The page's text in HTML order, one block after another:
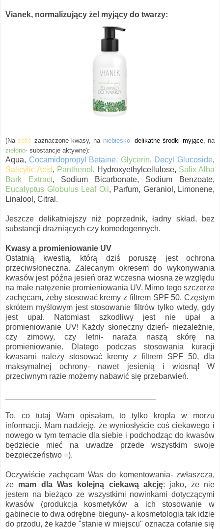
Vianek, normalizujący żel myjący do twarzy:
(Nażółto zaznaczone kwasy, na niebiesko- delikatne środki myjące, na
zielono- substancje aktywne):
Aqua, Cocamidopropyl Betaine, Glycerin, Decyl Glucoside,
Salicylic Acid, Panthenol , Hydroxyethylcellulose, Salix Alba
Bark Extract, Sodium Bicarbonate, Sodium Benzoate,
Eucalyptus Globulus Leaf Oil , Parfum, Geraniol, Limonene,
Linalool, Citral.
Jeszcze delikatniejszy niż poprzednik, ładny skład, bez
substancji drażniących czy komedogennych.
Kwasy a promieniowanie UV
Ostatnią kwestią, którą dziś poruszę jest ochrona
przeciwsłoneczna. Zalecanym okresem do wykonywania
kwasów jest późna jesień oraz wczesna wiosna ze względu
na małe natężenie promieniowania UV. Mimo tego szczerze
zachęcam, żeby stosować kremy z filtrem SPF 50. Częstym
skrótem myślowym jest stosowanie filtrów tylko wtedy, gdy
jest upał. Natomiast szkodliwy jest nie upał a
promieniowanie UV! Każdy słoneczny dzień- niezależnie,
czy zimowy, czy letni- naraża naszą skórę na
promieniowanie. Dlatego podczas stosowania kuracji
kwasami należy stosować kremy z filtrem SPF 50, dla
maksymalnej ochrony- nawet jesienią i wiosną! W
przeciwnym razie możemy nabawić się przebarwień.
To, co tutaj Wam opisałam, to tylko kropla w morzu
informacji. Mam nadzieję, że wyniosłyście coś ciekawego i
nowego w tym temacie dla siebie i podchodząc do kwasów
będziecie mieć na uwadze przede wszystkim swoje
bezpieczeństwo =).
Oczywiście zachęcam Was do komentowania- zwłaszcza,
że mam dla Was kolejną ciekawą akcję: jako, że nie
jestem na bieżąco ze wszystkimi nowinkami dotyczącymi
kwasów (produkcja kosmetyków a ich stosowanie w
gabinecie to dwa odrębne bieguny- a kosmetologia tak idzie
do przodu, że każde "stanie w miejscu" oznacza cofanie się